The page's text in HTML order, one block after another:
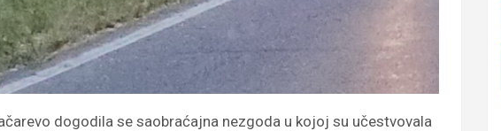
dogodila se saobraćajna nezgoda u kojoj su učestvovala